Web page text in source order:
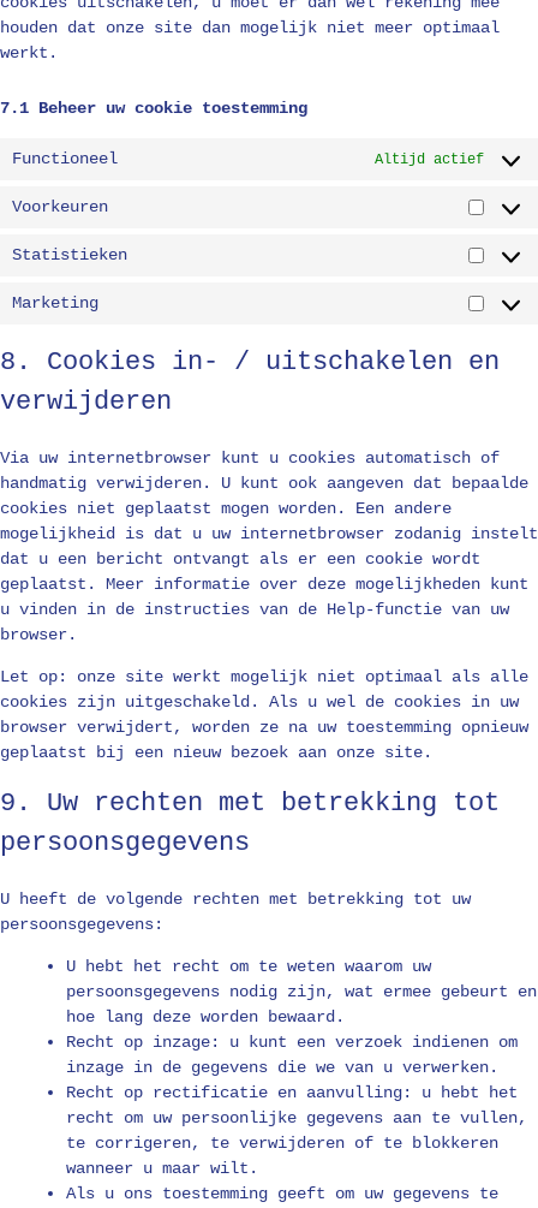
houden dat onze site dan mogelijk niet meer optimaal
werkt.
7.1 Beheer uw cookie toestemming
Functioneel Altijd actief
Voorkeuren
Statistieken
Marketing
8. Cookies in- / uitschakelen en
verwijderen
Via uw internetbrowser kunt u cookies automatisch of
handmatig verwijderen. U kunt ook aangeven dat bepaalde
cookies niet geplaatst mogen worden. Een andere
mogelijkheid is dat u uw internetbrowser zodanig instelt
dat u een bericht ontvangt als er een cookie wordt
geplaatst. Meer informatie over deze mogelijkheden kunt
u vinden in de instructies van de Help-functie van uw
browser.
Let op: onze site werkt mogelijk niet optimaal als alle
cookies zijn uitgeschakeld. Als u wel de cookies in uw
browser verwijdert, worden ze na uw toestemming opnieuw
geplaatst bij een nieuw bezoek aan onze site.
9. Uw rechten met betrekking tot
persoonsgegevens
U heeft de volgende rechten met betrekking tot uw
persoonsgegevens:
U hebt het recht om te weten waarom uw
persoonsgegevens nodig zijn, wat ermee gebeurt en
hoe lang deze worden bewaard.
Recht op inzage: u kunt een verzoek indienen om
inzage in de gegevens die we van u verwerken.
Recht op rectificatie en aanvulling: u hebt het
recht om uw persoonlijke gegevens aan te vullen,
te corrigeren, te verwijderen of te blokkeren
wanneer u maar wilt.
Als u ons toestemming geeft om uw gegevens te